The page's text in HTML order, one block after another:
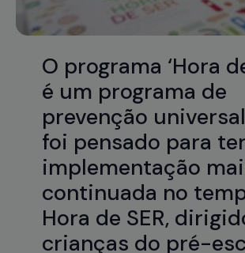
O programa ‘Hora
é um programa de
prevenção
foi pensado para
implementação
continuada no
Hora de SER,
crianças do pré-